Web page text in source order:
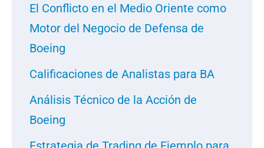
El Conflicto en el Medio Oriente como
Motor del Negocio de Defensa de
Boeing
Calificaciones de Analistas para BA
Análisis Técnico de la Acción de
Boeing